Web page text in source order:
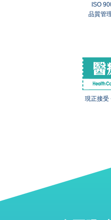
ISO
品質管
現正接受